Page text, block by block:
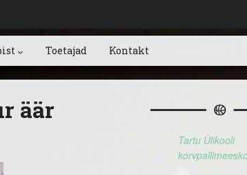
Toetajad Kontakt
äär
Tartu Ülikooli